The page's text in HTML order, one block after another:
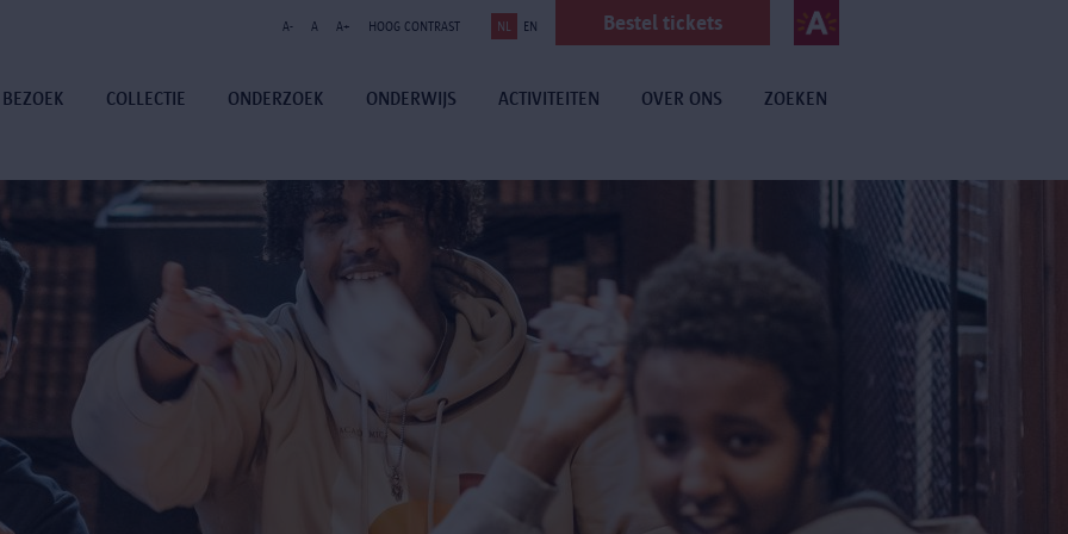
A- A A+ HOOG CONTRAST NL EN Bestel tickets
BEZOEK COLLECTIE ONDERZOEK ONDERWIJS ACTIVITEITEN OVER ONS ZOEKEN